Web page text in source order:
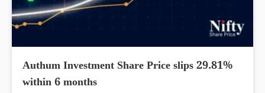
Authum Investment Share Price slips 29.81%
within 6 months